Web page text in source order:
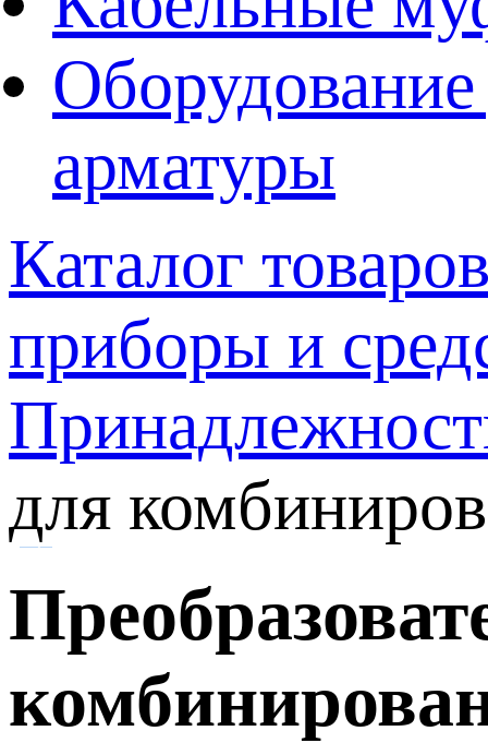
арматуры
Каталог
приборы и
для